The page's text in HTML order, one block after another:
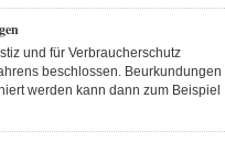
und für Verbraucherschutz
beschlossen. Beurkundungen
werden kann dann zum Beispiel